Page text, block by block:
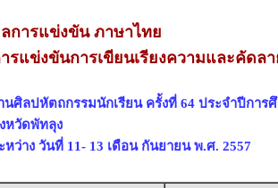
การแข่งขัน ภาษาไทย
รแข่งขันการเขียนเรียงความและคัดล
นศิลปหัตถกรรมนักเรียน ครั้งที่ 64 ประจำปีการ
หวัดพัทลุง
หว่าง วันที่ 11- 13 เดือน กันยายน พ.ศ. 2557